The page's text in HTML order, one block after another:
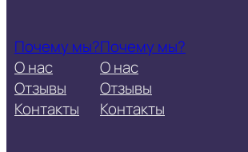
Почему мы?
О нас
Отзывы
Контакты
Почему мы?
О нас
Отзывы
Контакты